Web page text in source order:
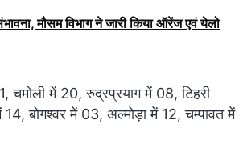
मौसम विभाग ने जारी किया ऑरेंज एवं येलो
चमोली में 20, रुद्रप्रयाग में 08, टिहरी
14, बोगश्वर में 03, अल्मोड़ा में 12, चम्पावत में